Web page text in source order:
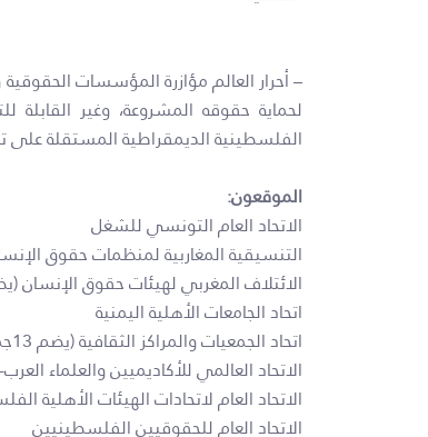
– أحرار العالم مؤازرة المؤسسات
لحماية حقوقه المشروعة، وغير
الفلسطينية الديمقراطية المستقلة على
الموقعون:
الاتحاد العام التونسي للشغل
التنسيقية المغاربية لمنظمات حقوق الإنسان (تضم 26 منظمة حقوقية في المغرب وموريتانيا
الائتلاف المغربي لهيئات حقوق الإنسان (يضم 23
اتحاد الجامعات الأهلية اليمنية
اتحاد الجمعيات والمراكز الثقافية (يضم 13جمعية فلسطينية)
الاتحاد العالمي للأكاديميين والعلماء
الاتحاد العام لاتحادات الهيئات الأهلية الفلسطينية (يضم 7
الاتحاد العام للحقوقيين الفلسطينيين